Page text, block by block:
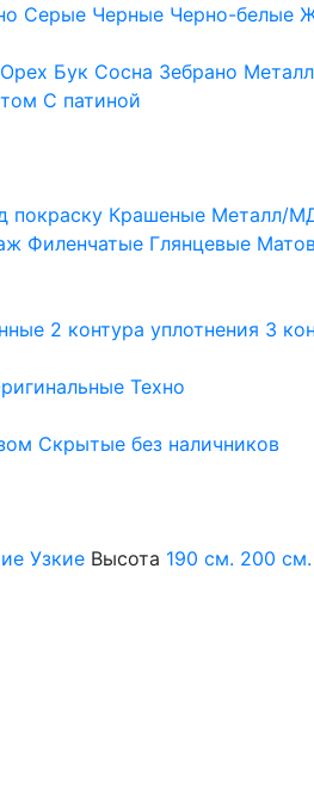
Серые Черные Черно-белые
Орех Бук Сосна Зебрано
С патиной
покраску Крашеные Металл/
Филенчатые Глянцевые
2 контура уплотнения 3
Техно
Скрытые без наличников
Узкие Высота 190 см. 200 см.